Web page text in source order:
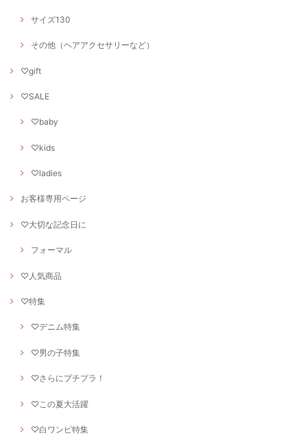
サイズ130
その他（ヘアアクセサリーなど）
♡gift
♡SALE
♡baby
♡kids
♡ladies
お客様専用ページ
♡大切な記念日に
フォーマル
♡人気商品
♡特集
♡デニム特集
♡男の子特集
♡さらにプチプラ！
♡この夏大活躍
♡白ワンピ特集